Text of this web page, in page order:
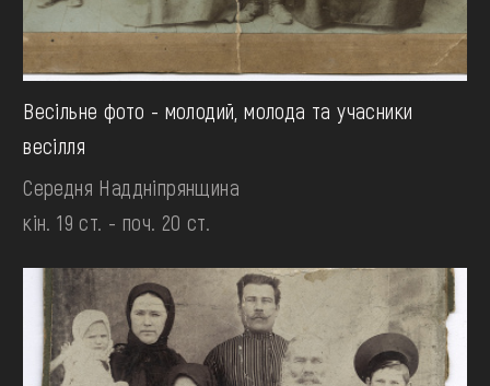
Весільне фото - молодий, молода та учасники
весілля
Середня Наддніпрянщина
кін. 19 ст. - поч. 20 ст.